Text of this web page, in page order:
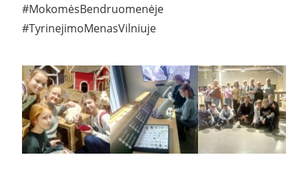
#MokomėsBendruomenėje
#TyrinejimoMenasVilniuje